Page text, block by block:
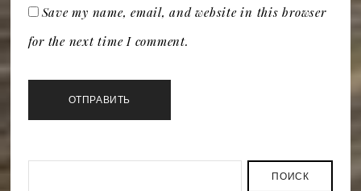
Save my name, email, and website in this browser
for the next time I comment.
ПОИСК